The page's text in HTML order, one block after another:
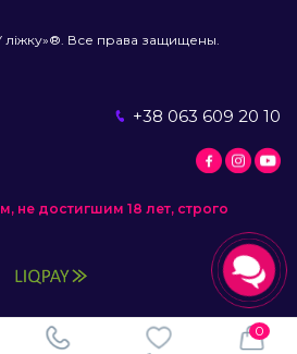
Все права защищены.
+38 063 609 20 10
не достигшим 18 лет, строго
0